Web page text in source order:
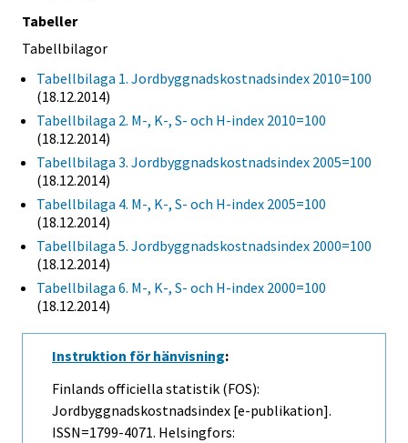
Tabeller
Tabellbilagor
Tabellbilaga 1. Jordbyggnadskostnadsindex 2010=100
(18.12.2014)
Tabellbilaga 2. M-, K-, S- och H-index 2010=100
(18.12.2014)
Tabellbilaga 3. Jordbyggnadskostnadsindex 2005=100
(18.12.2014)
Tabellbilaga 4. M-, K-, S- och H-index 2005=100
(18.12.2014)
Tabellbilaga 5. Jordbyggnadskostnadsindex 2000=100
(18.12.2014)
Tabellbilaga 6. M-, K-, S- och H-index 2000=100
(18.12.2014)
Instruktion för hänvisning:
Finlands officiella statistik (FOS):
Jordbyggnadskostnadsindex [e-publikation].
ISSN=1799-4071. Helsingfors: